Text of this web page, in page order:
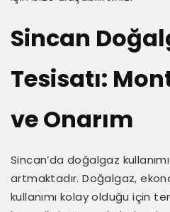
Sincan
Tesisatı:
ve Onarım
Sincan’da doğalgaz
artmaktadır. Doğalgaz,
kullanımı kolay olduğu için